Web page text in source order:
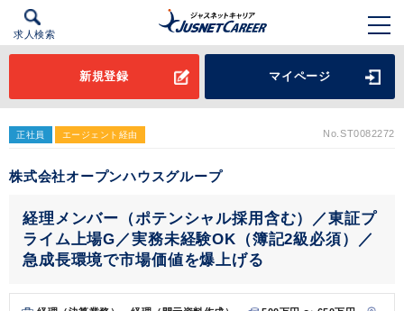
求人検索
新規登録 マイページ
正社員 エージェント経由 No.ST0082272
株式会社オープンハウスグループ
経理メンバー（ポテンシャル採用含む）／東証プ
ライム上場G／実務未経験OK（簿記2級必須）／
急成長環境で市場価値を爆上げる